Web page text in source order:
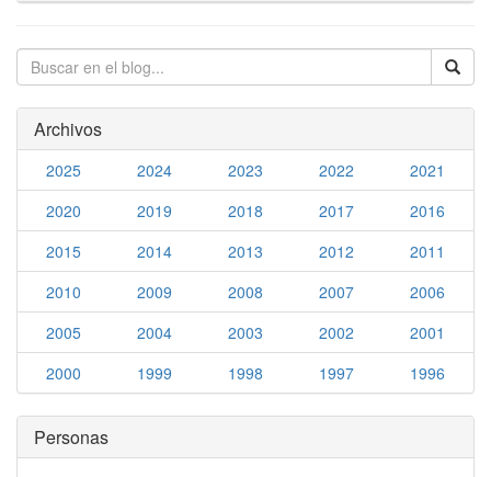
Archivos
2025 2024 2023 2022
2021
2020
2019 2018 2017
2016
2015
2014 2013 2012
2011
2010
2009 2008 2007
2006
2005
2004 2003 2002
2001
2000
1999 1998 1997 1996
Personas